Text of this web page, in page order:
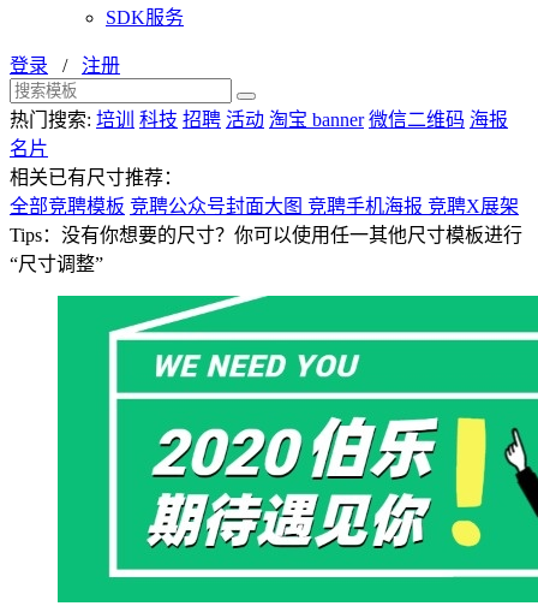
SDK服务
登录 / 注册
热门搜索: 培训 科技 招聘 活动 淘宝 banner 微信二维码 海报
名片
相关已有尺寸推荐：
全部竞聘模板 竞聘公众号封面大图 竞聘手机海报 竞聘X展架
Tips：没有你想要的尺寸？你可以使用任一其他尺寸模板进行
“尺寸调整”